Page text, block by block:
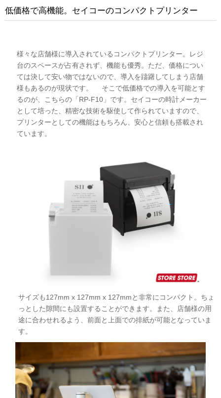
低価格で高機能。セイコーのコンパクトプリンター
様々な店舗様に導入されているコンパクトプリンター。レジ
台のスペースが占有されず、機能も優秀。ただ、価格につい
ては決して安い物ではないので、導入を躊躇してしまう店舗
様もあるのが現状です。 そこで低価格での導入を可能とす
るのが、こちらの「RP-F10」です。セイコーの時計メーカー
として培った、精密な技術を駆使して作られていますので、
プリンターとしての機能はもちろん、安心と信頼も搭載され
ています。
サイズも127mm x 127mm x 127mmと非常にコンパクト。ちょ
っとした隙間にも設置することができます。また、店舗様の用
途に合わせれるよう、前面と上面での排紙が可能となっていま
す。